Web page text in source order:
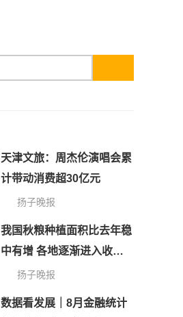
天津文旅：周杰伦演唱会累
计带动消费超30亿元
扬子晚报
我国秋粮种植面积比去年稳
中有增 各地逐渐进入收获
扬子晚报
数据看发展｜8月金融统计